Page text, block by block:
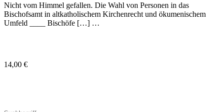
Nicht vom Himmel gefallen. Die Wahl von Personen in das
Bischofsamt in altkatholischem Kirchenrecht und ökumenischem
Umfeld ____ Bischöfe […] …
14,00 €